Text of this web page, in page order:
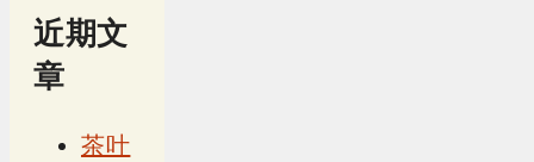
近期文
章
茶叶